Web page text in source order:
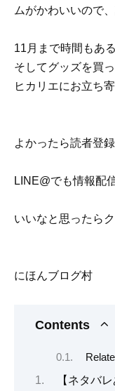
ムがかわいいので
11月まで時間もあ
そしてグッズを買
ヒカリエにお立ち
よかったら読者登
LINE@でも情報配
いいなと思ったら
にほんブログ村
Contents
【ネタバ